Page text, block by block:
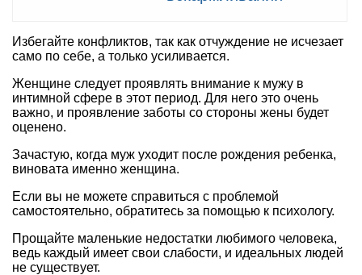
Избегайте конфликтов, так как отчуждение не исчезает
само по себе, а только усиливается.
Женщине следует проявлять внимание к мужу в
интимной сфере в этот период. Для него это очень
важно, и проявление заботы со стороны жены будет
оценено.
Зачастую, когда муж уходит после рождения ребенка,
виновата именно женщина.
Если вы не можете справиться с проблемой
самостоятельно, обратитесь за помощью к психологу.
Прощайте маленькие недостатки любимого человека,
ведь каждый имеет свои слабости, и идеальных людей
не существует.